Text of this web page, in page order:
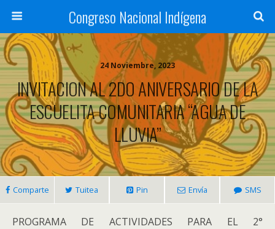
Congreso Nacional Indígena
24 Noviembre, 2023
INVITACION AL 2DO ANIVERSARIO DE LA
ESCUELITA COMUNITARIA “AGUA DE
LLUVIA”
Comparte Tuitea Pin Envía SMS
PROGRAMA DE ACTIVIDADES PARA EL 2°